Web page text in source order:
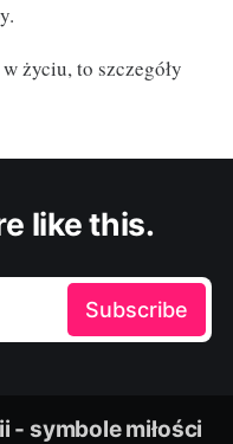
życiu, to szczegóły
like this.
Subscribe
- symbole miłości